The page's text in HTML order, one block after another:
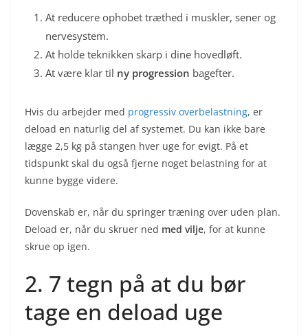
At reducere ophobet træthed i muskler, sener og
nervesystem.
At holde teknikken skarp i dine hovedløft.
At være klar til ny progression bagefter.
Hvis du arbejder med progressiv overbelastning, er
deload en naturlig del af systemet. Du kan ikke bare
lægge 2,5 kg på stangen hver uge for evigt. På et
tidspunkt skal du også fjerne noget belastning for at
kunne bygge videre.
Dovenskab er, når du springer træning over uden plan.
Deload er, når du skruer ned med vilje, for at kunne
skrue op igen.
2. 7 tegn på at du bør
tage en deload uge